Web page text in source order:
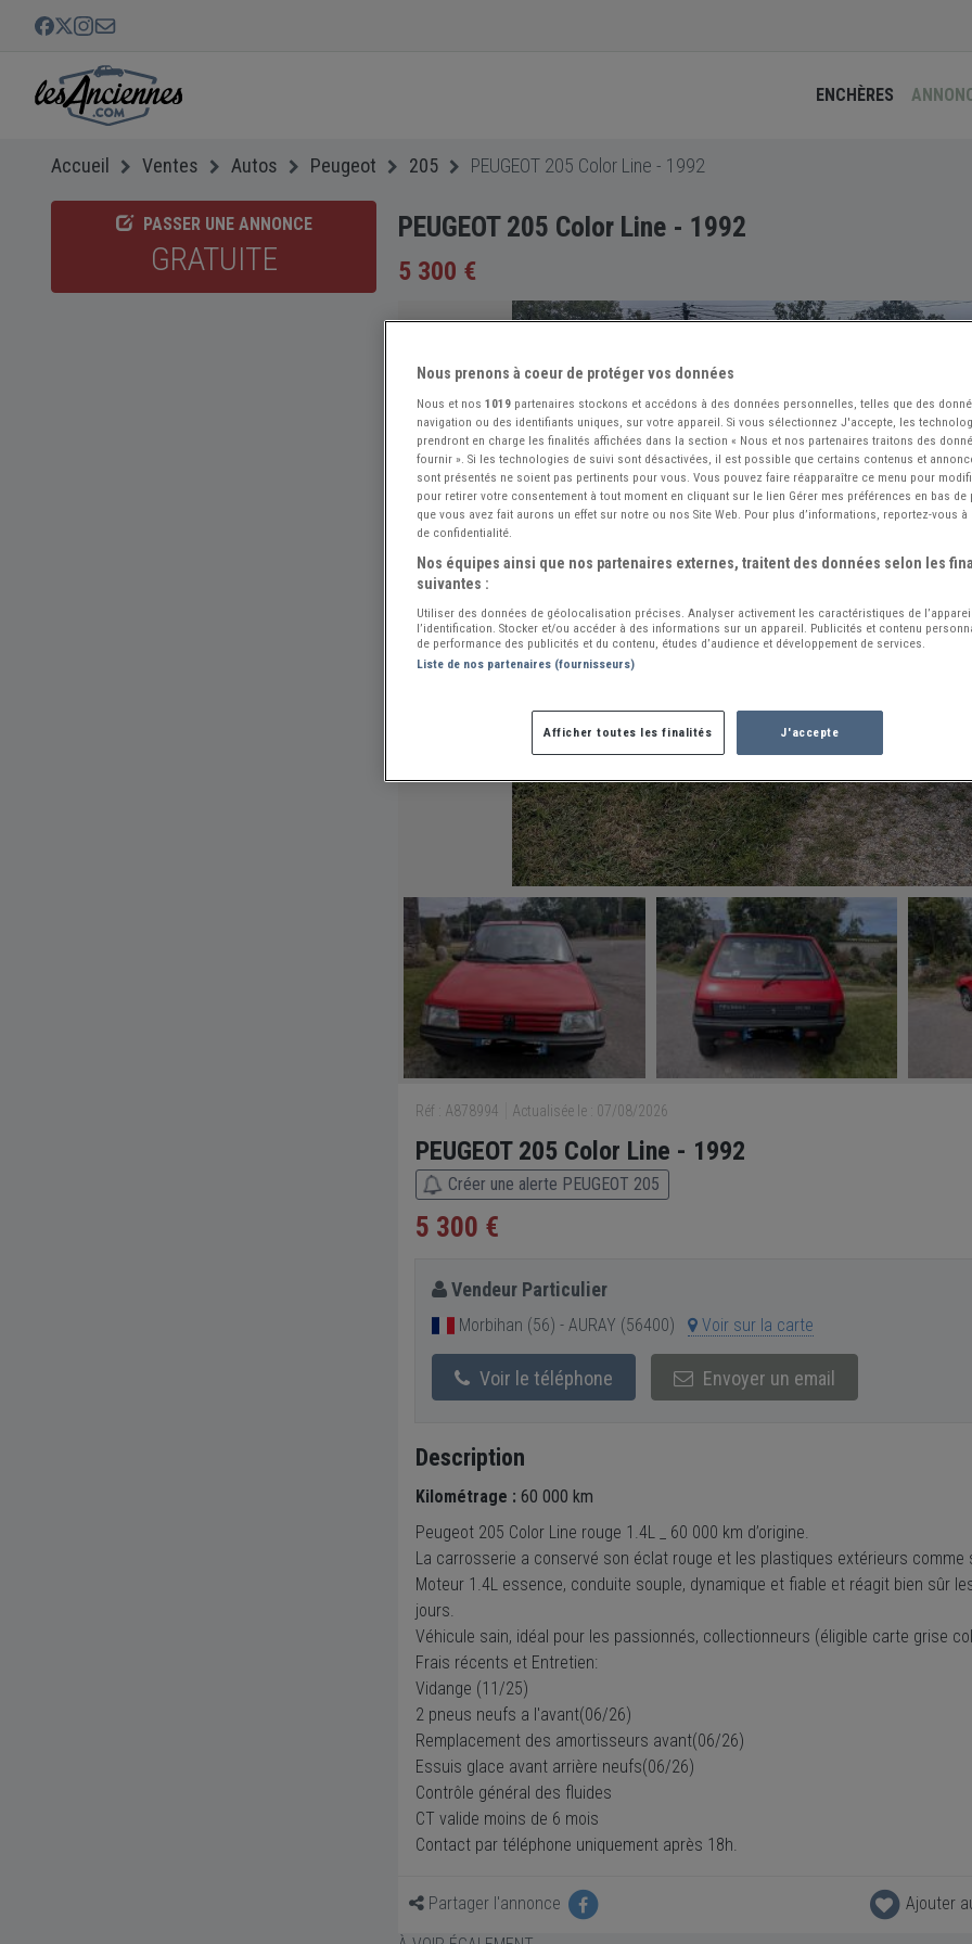
ENCHÈRES
Accueil Ventes Autos Peugeot 205 PEUGEOT 205 Color Line - 1992
PASSER UNE ANNONCE
GRATUITE
PEUGEOT 205 Color Line - 1992
5 300 €
Réf : A878994 Actualisée le : 07/08/2026
PEUGEOT 205 Color Line - 1992
Créer une alerte PEUGEOT 205
5 300 €
Vendeur Particulier
Morbihan (56) - AURAY (56400) Voir sur la carte
Voir le téléphone Envoyer un email
Description
Kilométrage : 60 000 km
Peugeot 205 Color Line rouge 1.4L _ 60 000 km d’origine.
La carrosserie a conservé son éclat rouge et les plastiques extérieurs
Moteur 1.4L essence, conduite souple, dynamique et fiable et réagit bien sûr
jours.
Véhicule sain, idéal pour les passionnés, collectionneurs (éligible carte grise
Frais récents et Entretien:
Vidange (11/25)
2 pneus neufs a l'avant(06/26)
Remplacement des amortisseurs avant(06/26)
Essuis glace avant arrière neufs(06/26)
Contrôle général des fluides
CT valide moins de 6 mois
Contact par téléphone uniquement après 18h.
Partager l'annonce
Ajouter
Nous prenons à coeur de protéger vos données
Nous et nos 1019 partenaires stockons et accédons à des données personnelles, telles que des
navigation ou des identifiants uniques, sur votre appareil. Si vous sélectionnez J'accepte, les
prendront en charge les finalités affichées dans la section « Nous et nos partenaires traitons des
fournir ». Si les technologies de suivi sont désactivées, il est possible que certains contenus et
sont présentés ne soient pas pertinents pour vous. Vous pouvez faire réapparaître ce menu pour
pour retirer votre consentement à tout moment en cliquant sur le lien Gérer mes préférences en bas de
que vous avez fait aurons un effet sur notre ou nos Site Web. Pour plus d’informations, reportez-vous
de confidentialité.
Nos équipes ainsi que nos partenaires externes, traitent des données selon les
suivantes :
Utiliser des données de géolocalisation précises. Analyser activement les caractéristiques de
l’identification. Stocker et/ou accéder à des informations sur un appareil. Publicités et contenu
de performance des publicités et du contenu, études d’audience et développement de services.
Liste de nos partenaires (fournisseurs)
Afficher toutes les finalités J'accepte